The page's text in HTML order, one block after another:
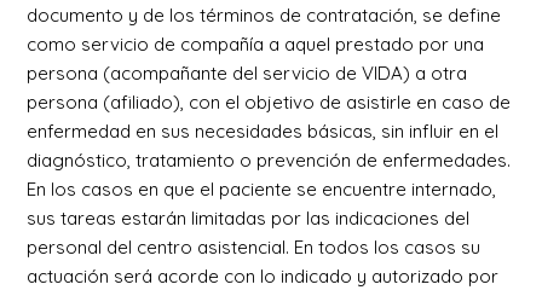
documento y de los términos de contratación, se define
como servicio de compañía a aquel prestado por una
persona (acompañante del servicio de VIDA) a otra
persona (afiliado), con el objetivo de asistirle en caso de
enfermedad en sus necesidades básicas, sin influir en el
diagnóstico, tratamiento o prevención de enfermedades.
En los casos en que el paciente se encuentre internado,
sus tareas estarán limitadas por las indicaciones del
personal del centro asistencial. En todos los casos su
actuación será acorde con lo indicado y autorizado por